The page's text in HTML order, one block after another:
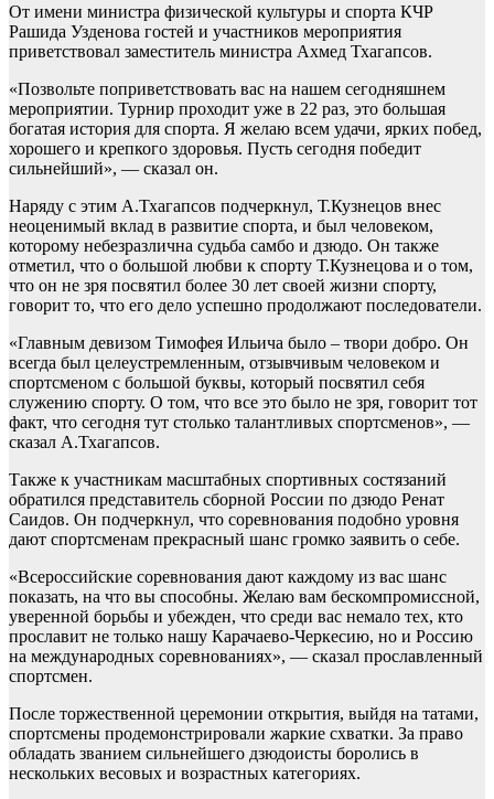
От имени министра физической культуры и спорта КЧР
Рашида Узденова гостей и участников мероприятия
приветствовал заместитель министра Ахмед Тхагапсов.
«Позвольте поприветствовать вас на нашем сегодняшнем
мероприятии. Турнир проходит уже в 22 раз, это большая
богатая история для спорта. Я желаю всем удачи, ярких побед,
хорошего и крепкого здоровья. Пусть сегодня победит
сильнейший», — сказал он.
Наряду с этим А.Тхагапсов подчеркнул, Т.Кузнецов внес
неоценимый вклад в развитие спорта, и был человеком,
которому небезразлична судьба самбо и дзюдо. Он также
отметил, что о большой любви к спорту Т.Кузнецова и о том,
что он не зря посвятил более 30 лет своей жизни спорту,
говорит то, что его дело успешно продолжают последователи.
«Главным девизом Тимофея Ильича было – твори добро. Он
всегда был целеустремленным, отзывчивым человеком и
спортсменом с большой буквы, который посвятил себя
служению спорту. О том, что все это было не зря, говорит тот
факт, что сегодня тут столько талантливых спортсменов», —
сказал А.Тхагапсов.
Также к участникам масштабных спортивных состязаний
обратился представитель сборной России по дзюдо Ренат
Саидов. Он подчеркнул, что соревнования подобно уровня
дают спортсменам прекрасный шанс громко заявить о себе.
«Всероссийские соревнования дают каждому из вас шанс
показать, на что вы способны. Желаю вам бескомпромиссной,
уверенной борьбы и убежден, что среди вас немало тех, кто
прославит не только нашу Карачаево-Черкесию, но и Россию
на международных соревнованиях», — сказал прославленный
спортсмен.
После торжественной церемонии открытия, выйдя на татами,
спортсмены продемонстрировали жаркие схватки. За право
обладать званием сильнейшего дзюдоисты боролись в
нескольких весовых и возрастных категориях.